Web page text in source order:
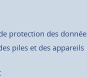
protection des
piles et des appareils